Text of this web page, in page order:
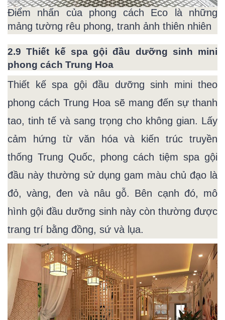
Điểm nhấn của phong cách Eco là những
mảng tường rêu phong, tranh ảnh thiên nhiên
2.9 Thiết kế spa gội đầu dưỡng sinh mini
phong cách Trung Hoa
Thiết kế spa gội đầu dưỡng sinh mini theo
phong cách Trung Hoa sẽ mang đến sự thanh
tao, tinh tế và sang trọng cho không gian. Lấy
cảm hứng từ văn hóa và kiến trúc truyền
thống Trung Quốc, phong cách tiệm spa gội
đầu này thường sử dụng gam màu chủ đạo là
đỏ, vàng, đen và nâu gỗ. Bên cạnh đó, mô
hình gội đầu dưỡng sinh này còn thường được
trang trí bằng đồng, sứ và lụa.